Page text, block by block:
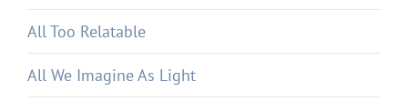
All Too Relatable
All We Imagine As Light